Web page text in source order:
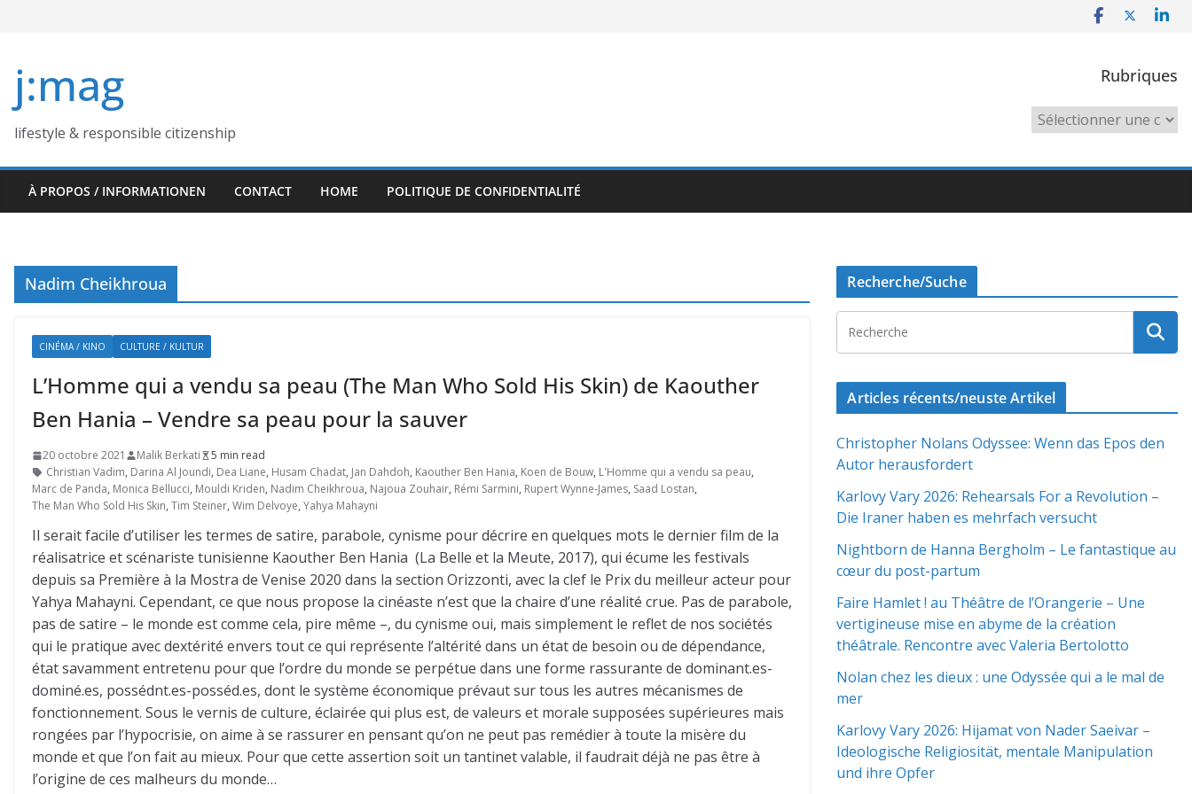
j:mag
lifestyle & responsible citizenship
Rubriques
Rubriques
À PROPOS / INFORMATIONEN CONTACT HOME POLITIQUE DE CONFIDENTIALITÉ
Nadim Cheikhroua
CINÉMA / KINO CULTURE / KULTUR
L’Homme qui a vendu sa peau (The Man Who Sold His Skin) de Kaouther
Ben Hania – Vendre sa peau pour la sauver
20 octobre 2021 Malik Berkati
5 min read
Christian Vadim, Darina Al Joundi, Dea Liane, Husam Chadat, Jan Dahdoh, Kaouther Ben Hania, Koen de Bouw, L'Homme qui a vendu sa peau,
Marc de Panda, Monica Bellucci, Mouldi Kriden, Nadim Cheikhroua, Najoua Zouhair, Rémi Sarmini, Rupert Wynne-James, Saad Lostan,
The Man Who Sold His Skin, Tim Steiner, Wim Delvoye, Yahya Mahayni
Il serait facile d’utiliser les termes de satire, parabole, cynisme pour décrire en quelques mots le dernier film de la
réalisatrice et scénariste tunisienne Kaouther Ben Hania (La Belle et la Meute, 2017), qui écume les festivals
depuis sa Première à la Mostra de Venise 2020 dans la section Orizzonti, avec la clef le Prix du meilleur acteur pour
Yahya Mahayni. Cependant, ce que nous propose la cinéaste n’est que la chaire d’une réalité crue. Pas de parabole,
pas de satire – le monde est comme cela, pire même –, du cynisme oui, mais simplement le reflet de nos sociétés
qui le pratique avec dextérité envers tout ce qui représente l’altérité dans un état de besoin ou de dépendance,
état savamment entretenu pour que l’ordre du monde se perpétue dans une forme rassurante de dominant.es-
dominé.es, possédnt.es-posséd.es, dont le système économique prévaut sur tous les autres mécanismes de
fonctionnement. Sous le vernis de culture, éclairée qui plus est, de valeurs et morale supposées supérieures mais
rongées par l’hypocrisie, on aime à se rassurer en pensant qu’on ne peut pas remédier à toute la misère du
monde et que l’on fait au mieux. Pour que cette assertion soit un tantinet valable, il faudrait déjà ne pas être à
l’origine de ces malheurs du monde…
Recherche/Suche
Articles récents/neuste Artikel
Christopher Nolans Odyssee: Wenn das Epos den
Autor herausfordert
Karlovy Vary 2026: Rehearsals For a Revolution –
Die Iraner haben es mehrfach versucht
Nightborn de Hanna Bergholm – Le fantastique au
cœur du post-partum
Faire Hamlet ! au Théâtre de l’Orangerie – Une
vertigineuse mise en abyme de la création
théâtrale. Rencontre avec Valeria Bertolotto
Nolan chez les dieux : une Odyssée qui a le mal de
mer
Karlovy Vary 2026: Hijamat von Nader Saeivar​​ –
Ideologische Religiosität, mentale Manipulation
und ihre Opfer